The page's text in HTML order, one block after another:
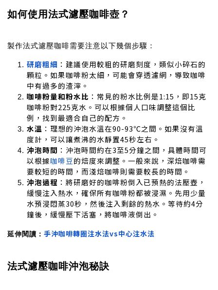
如何使用法式濾壓咖啡壺？
製作法式濾壓咖啡需要注意以下幾個步驟：
研磨粗細 ：建議使用較粗的研磨刻度，類似小碎石的
顆粒。如果咖啡粉太細，可能會穿透濾網，導致咖啡
中有過多的渣滓。
咖啡粉量和粉水比 ：常見的粉水比例是1:15，即15克
咖啡粉對225克水。可以根據個人口味調整這個比
例，找到最適合自己的配方。
水溫 ：理想的沖泡水溫在90-93℃之間。如果沒有溫
度計，可以讓煮沸的水靜置45秒左右。
沖泡時間 ：沖泡時間約在3至5分鐘之間，具體時間可
以根據咖啡豆的焙度來調整。一般來說，深焙咖啡需
要較短的時間，而淺焙咖啡則需要較長的時間。
沖泡過程 ：將研磨好的咖啡粉倒入已預熱的法壓壺，
緩慢注入熱水，確保所有咖啡粉都被浸濕。先用少量
水預浸悶蒸30秒，然後注入剩餘的熱水。等待約4分
鐘後，緩慢壓下活塞，將咖啡液倒出。
延伸閱讀： 手沖咖啡轉圈注水法vs中心注水法
法式濾壓咖啡沖泡秘訣